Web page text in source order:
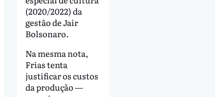
(2020/2022) da
gestão de Jair
Bolsonaro.
Na mesma nota,
Frias tenta
justificar os custos
da produção —